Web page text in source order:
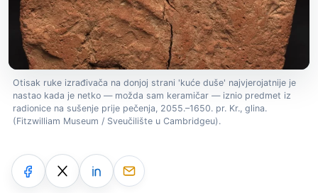
Otisak ruke izrađivača na donjoj strani 'kuće duše' najvjerojatnije je
nastao kada je netko — možda sam keramičar — iznio predmet iz
radionice na sušenje prije pečenja, 2055.–1650. pr. Kr., glina.
(Fitzwilliam Museum / Sveučilište u Cambridgeu).